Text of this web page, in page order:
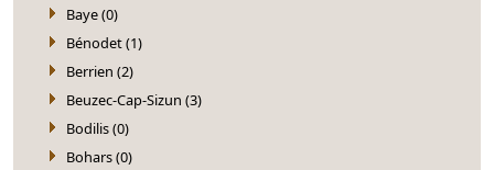
Baye (0)
Bénodet (1)
Berrien (2)
Beuzec-Cap-Sizun (3)
Bodilis (0)
Bohars (0)